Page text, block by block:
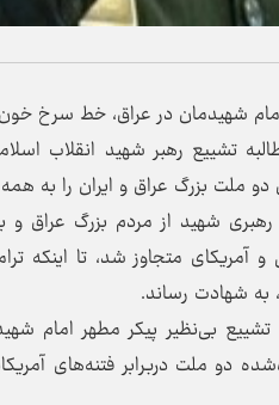
شهیدمان در عراق، خط سرخ
تشییع رهبر شهید انقلاب
ملت بزرگ عراق و ایران را به
شهید از مردم بزرگ عراق و
آمریکای متجاوز شد، تا اینکه
به شهادت رساند.
بی‌نظیر پیکر مطهر امام
دو ملت دربرابر فتنه‌های